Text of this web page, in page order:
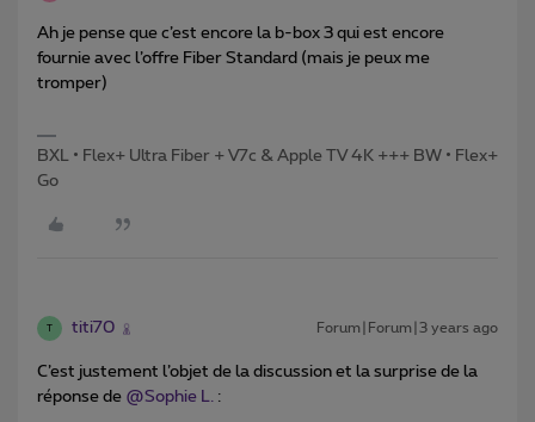
Ah je pense que c’est encore la b-box 3 qui est encore
fournie avec l’offre Fiber Standard (mais je peux me
tromper)
BXL • Flex+ Ultra Fiber + V7c & Apple TV 4K +++ BW • Flex+
Go
T titi70 Forum|Forum|3 years ago
C’est justement l’objet de la discussion et la surprise de la
réponse de @Sophie L. :